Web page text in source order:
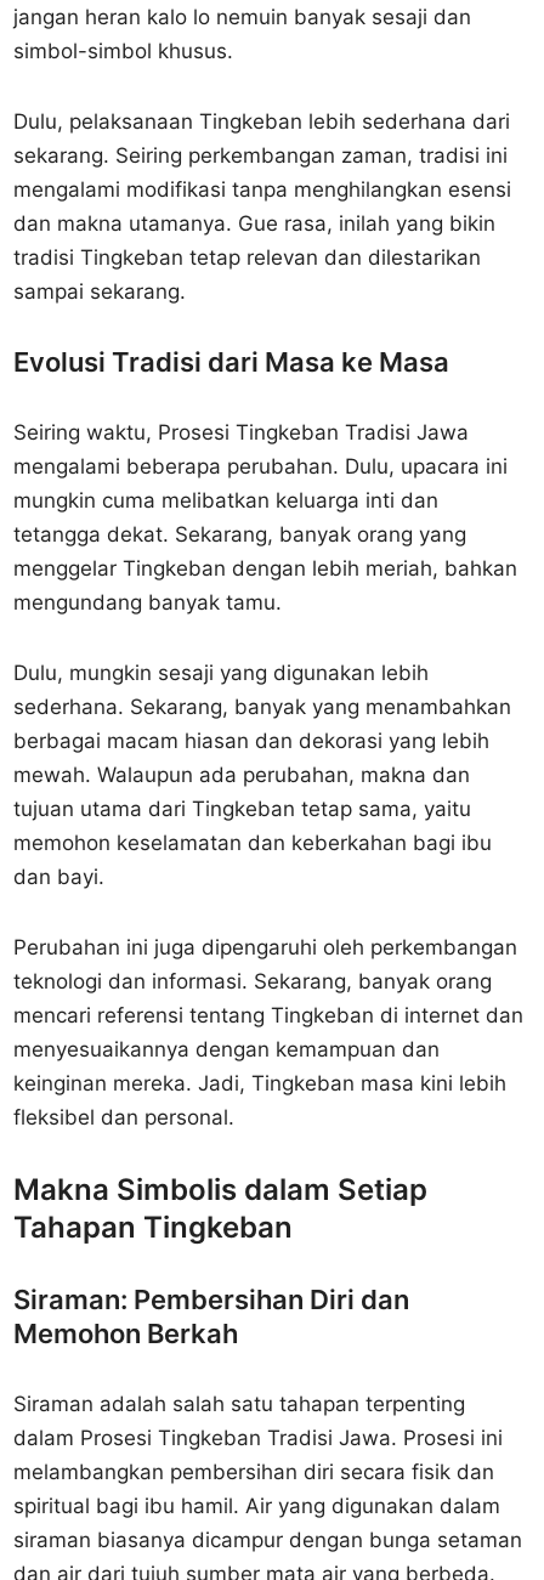
jangan heran kalo lo nemuin banyak sesaji dan
simbol-simbol khusus.
Dulu, pelaksanaan Tingkeban lebih sederhana dari
sekarang. Seiring perkembangan zaman, tradisi ini
mengalami modifikasi tanpa menghilangkan esensi
dan makna utamanya. Gue rasa, inilah yang bikin
tradisi Tingkeban tetap relevan dan dilestarikan
sampai sekarang.
Evolusi Tradisi dari Masa ke Masa
Seiring waktu, Prosesi Tingkeban Tradisi Jawa
mengalami beberapa perubahan. Dulu, upacara ini
mungkin cuma melibatkan keluarga inti dan
tetangga dekat. Sekarang, banyak orang yang
menggelar Tingkeban dengan lebih meriah, bahkan
mengundang banyak tamu.
Dulu, mungkin sesaji yang digunakan lebih
sederhana. Sekarang, banyak yang menambahkan
berbagai macam hiasan dan dekorasi yang lebih
mewah. Walaupun ada perubahan, makna dan
tujuan utama dari Tingkeban tetap sama, yaitu
memohon keselamatan dan keberkahan bagi ibu
dan bayi.
Perubahan ini juga dipengaruhi oleh perkembangan
teknologi dan informasi. Sekarang, banyak orang
mencari referensi tentang Tingkeban di internet dan
menyesuaikannya dengan kemampuan dan
keinginan mereka. Jadi, Tingkeban masa kini lebih
fleksibel dan personal.
Makna Simbolis dalam Setiap
Tahapan Tingkeban
Siraman: Pembersihan Diri dan
Memohon Berkah
Siraman adalah salah satu tahapan terpenting
dalam Prosesi Tingkeban Tradisi Jawa. Prosesi ini
melambangkan pembersihan diri secara fisik dan
spiritual bagi ibu hamil. Air yang digunakan dalam
siraman biasanya dicampur dengan bunga setaman
dan air dari tujuh sumber mata air yang berbeda.